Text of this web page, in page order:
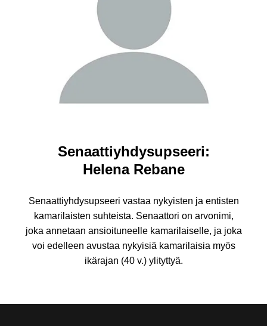
Senaattiyhdysupseeri:
Helena Rebane
Senaattiyhdysupseeri vastaa nykyisten ja entisten
kamarilaisten suhteista. Senaattori on arvonimi,
joka annetaan ansioituneelle kamarilaiselle, ja joka
voi edelleen avustaa nykyisiä kamarilaisia myös
ikärajan (40 v.) ylityttyä.